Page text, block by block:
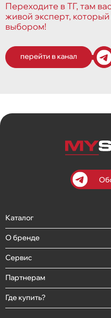
Переходите в ТГ, там
живой эксперт,
выбором!
перейти в канал
Каталог
О бренде
Сервис
Партнерам
Где купить?